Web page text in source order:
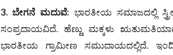
3. ಬೇಗನೆ ಮದುವೆ: ಭಾರತೀಯ ಸಮಾಜದಲ್ಲಿ
ಸಂಪ್ರದಾಯವಿದೆ. ಹೆಣ್ಣು ಮಕ್ಕಳು
ಭಾರತೀಯ ಗ್ರಾಮೀಣ ಸಮುದಾಯದಲ್ಲಿದೆ.